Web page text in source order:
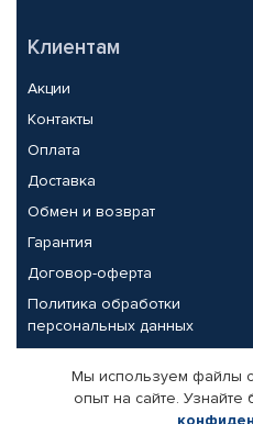
Клиентам
Акции
Контакты
Оплата
Доставка
Обмен и возврат
Гарантия
Договор-оферта
Политика обработки
персональных данных
Партнерам
Корпоративным клиентам
Мы используем файлы
опыт на сайте.